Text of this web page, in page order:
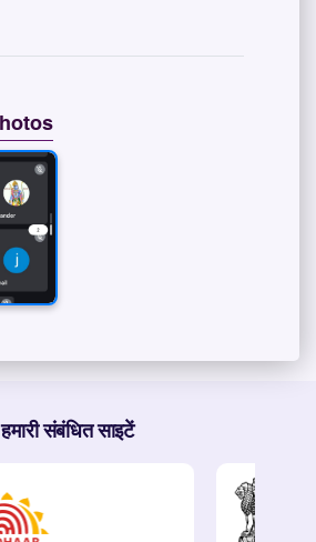
हमारी संबंधित साइटें